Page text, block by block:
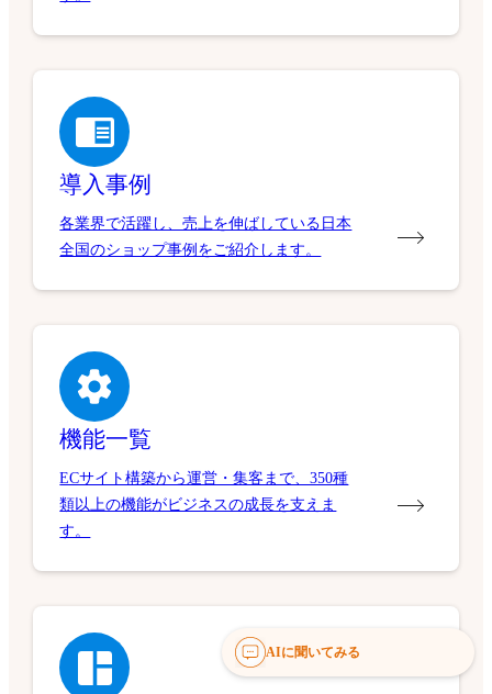
導入事例
各業界で活躍し、売上を伸ばしている日本
全国のショップ事例をご紹介します。
機能一覧
ECサイト構築から運営・集客まで、350種
類以上の機能がビジネスの成長を支えま
す。
AIに聞いてみる